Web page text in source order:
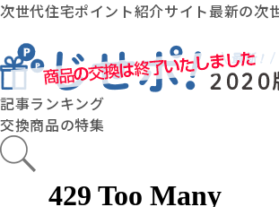
次世代住宅ポイント紹介サイト最新の次
記事ランキング
交換商品の特集